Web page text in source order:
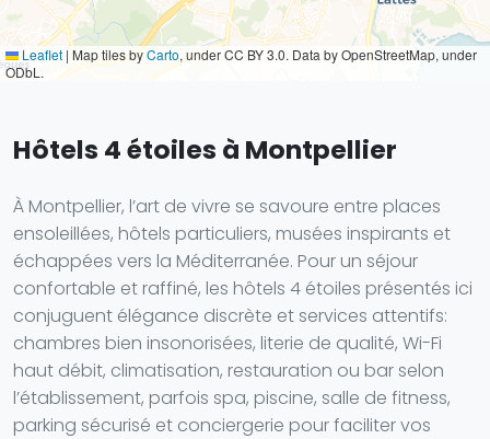
Leaflet | Map tiles byCarto, under CC BY 3.0. Data by OpenStreetMap, under
ODbL.
Hôtels 4 étoiles à Montpellier
À Montpellier, l’art de vivre se savoure entre places
ensoleillées, hôtels particuliers, musées inspirants et
échappées vers la Méditerranée. Pour un séjour
confortable et raffiné, les hôtels 4 étoiles présentés ici
conjuguent élégance discrète et services attentifs:
chambres bien insonorisées, literie de qualité, Wi-Fi
haut débit, climatisation, restauration ou bar selon
l’établissement, parfois spa, piscine, salle de fitness,
parking sécurisé et conciergerie pour faciliter vos